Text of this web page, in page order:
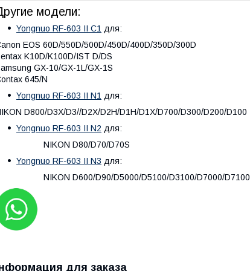
модели:
Yongnuo RF-603 II C1 для:
EOS 60D/550D/500D/450D/400D/350D/300D
K10D/K100D/IST D/DS
GX-10/GX-1L/GX-1S
645/N
Yongnuo RF-603 II N1 для:
D800/D3X/D3//D2X/D2H/D1H/D1X/D700/D300/D200/D100
Yongnuo RF-603 II N2 для:
NIKON D80/D70/D70S
Yongnuo RF-603 II N3 для:
NIKON D600/D90/D5000/D5100/D3100/D7000/D7100
для заказа